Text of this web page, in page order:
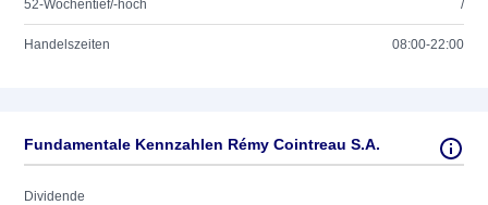
52-Wochentief/-hoch /
Handelszeiten 08:00-22:00
Fundamentale Kennzahlen Rémy Cointreau S.A.
Dividende